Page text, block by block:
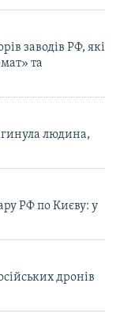
заводів РФ, які
та
людина,
РФ по Києву: у
дронів